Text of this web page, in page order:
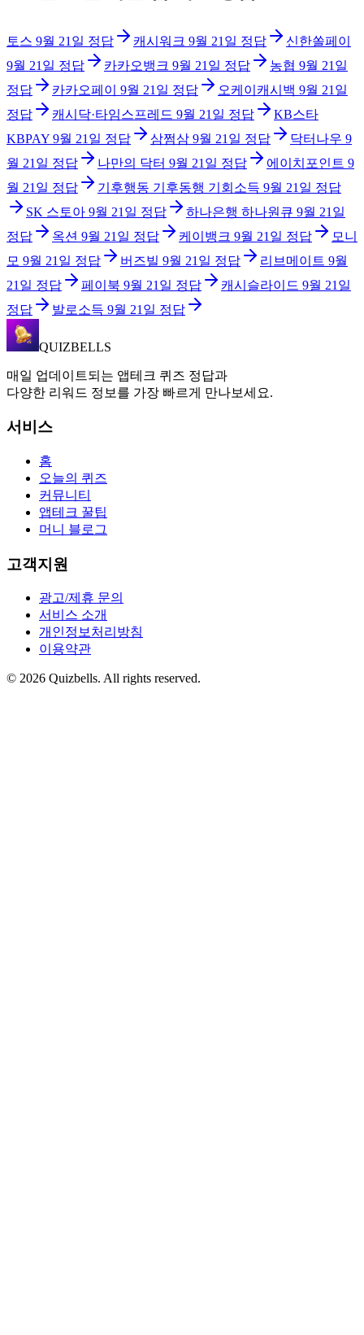
토스 9월 21일 정답 캐시워크 9월 21일 정답
신한쏠페이
9월 21일 정답 카카오뱅크 9월 21일 정답 농협 9월 21일
정답
카카오페이 9월 21일 정답 오케이캐시백 9월 21일
정답
캐시닥·타임스프레드 9월 21일 정답
KB스타
KBPAY 9월 21일 정답 삼쩜삼 9월 21일 정답 닥터나우 9
월 21일 정답 나만의 닥터 9월 21일 정답 에이치포인트 9
월 21일 정답 기후행동 기후동행 기회소득 9월 21일 정답
SK 스토아 9월 21일 정답 하나은행 하나원큐 9월 21일
정답
옥션 9월 21일 정답 케이뱅크 9월 21일 정답
모니
모 9월 21일 정답 버즈빌 9월 21일 정답 리브메이트 9월
21일 정답 페이북 9월 21일 정답 캐시슬라이드 9월 21일
정답
발로소득 9월 21일 정답
QUIZBELLS
매일 업데이트되는 앱테크 퀴즈 정답과
다양한 리워드 정보를 가장 빠르게 만나보세요.
서비스
홈
오늘의 퀴즈
커뮤니티
앱테크 꿀팁
머니 블로그
고객지원
광고/제휴 문의
서비스 소개
개인정보처리방침
이용약관
© 2026 Quizbells. All rights reserved.